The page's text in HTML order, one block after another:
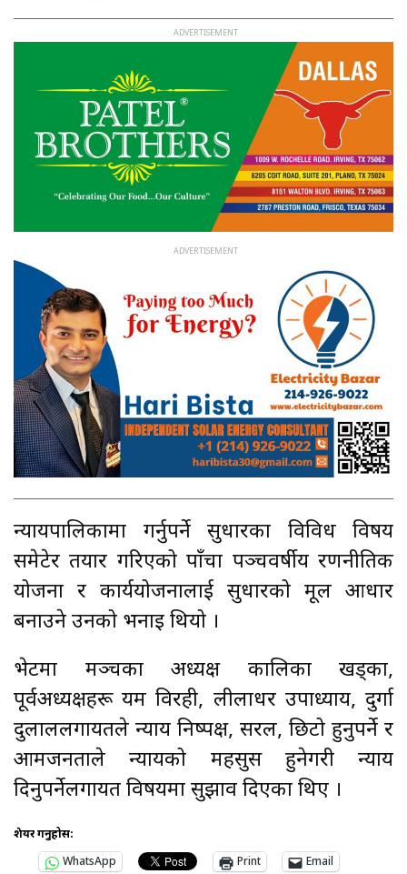
न्यायपालिकामा गर्नुपर्ने सुधारका विविध विषय
समेटेर तयार गरिएको पाँचौँ पञ्चवर्षीय रणनीतिक
योजना र कार्ययोजनालाई सुधारको मूल आधार
बनाउने उनको भनाइ थियो ।
भेटमा मञ्चका अध्यक्ष कालिका खड्का,
पूर्वअध्यक्षहरू यम विरही, लीलाधर उपाध्याय, दुर्गा
दुलाललगायतले न्याय निष्पक्ष, सरल, छिटो हुनुपर्ने र
आमजनताले न्यायको महसुस हुनेगरी न्याय
दिनुपर्नेलगायत विषयमा सुझाव दिएका थिए ।
शेयर गर्नुहोस:
WhatsApp
Print Email